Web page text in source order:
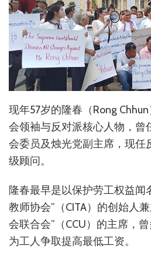
现年57岁的隆春（Rong
会领袖与反对派核心人物，曾
会委员及烛光党副主席，现任
级顾问。
隆春最早是以保护劳工权益闻
教师协会”（CITA）的创始人
会联合会”（CCU）的主席，
为工人争取提高最低工资。